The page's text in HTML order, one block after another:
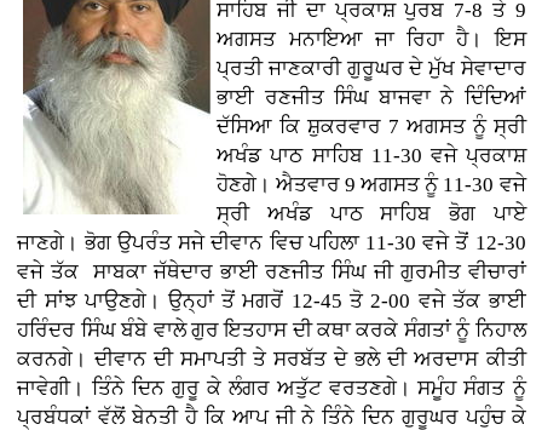
ਸਾਹਿਬ ਜੀ ਦਾ ਪ੍ਰਕਾਸ਼ ਪੁਰਬ 7-8 ਤੇ 9
ਅਗਸਤ ਮਨਾਇਆ ਜਾ ਰਿਹਾ ਹੈ। ਇਸ
ਪ੍ਰਤੀ ਜਾਣਕਾਰੀ ਗੁਰੂਘਰ ਦੇ ਮੁੱਖ ਸੇਵਾਦਾਰ
ਭਾਈ ਰਣਜੀਤ ਸਿੰਘ ਬਾਜਵਾ ਨੇ ਦਿੰਦਿਆਂ
ਦੱਸਿਆ ਕਿ ਸ਼ੁਕਰਵਾਰ 7 ਅਗਸਤ ਨੂੰ ਸ੍ਰੀ
ਅਖੰਡ ਪਾਠ ਸਾਹਿਬ 11-30 ਵਜੇ ਪ੍ਰਕਾਸ਼
ਹੋਣਗੇ। ਐਤਵਾਰ 9 ਅਗਸਤ ਨੂੰ 11-30 ਵਜੇ
ਸ੍ਰੀ ਅਖੰਡ ਪਾਠ ਸਾਹਿਬ ਭੋਗ ਪਾਏ
ਜਾਣਗੇ। ਭੋਗ ਉਪਰੰਤ ਸਜੇ ਦੀਵਾਨ ਵਿਚ ਪਹਿਲਾ 11-30 ਵਜੇ ਤੋਂ 12-30
ਵਜੇ ਤੱਕ ਸਾਬਕਾ ਜੱਥੇਦਾਰ ਭਾਈ ਰਣਜੀਤ ਸਿੰਘ ਜੀ ਗੁਰਮੀਤ ਵੀਚਾਰਾਂ
ਦੀ ਸਾਂਝ ਪਾਉਣਗੇ। ਉਨ੍ਹਾਂ ਤੋਂ ਮਗਰੋਂ 12-45 ਤੋ 2-00 ਵਜੇ ਤੱਕ ਭਾਈ
ਹਰਿੰਦਰ ਸਿੰਘ ਬੰਬੇ ਵਾਲੇ ਗੁਰ ਇਤਹਾਸ ਦੀ ਕਥਾ ਕਰਕੇ ਸੰਗਤਾਂ ਨੂੰ ਨਿਹਾਲ
ਕਰਨਗੇ। ਦੀਵਾਨ ਦੀ ਸਮਾਪਤੀ ਤੇ ਸਰਬੱਤ ਦੇ ਭਲੇ ਦੀ ਅਰਦਾਸ ਕੀਤੀ
ਜਾਵੇਗੀ। ਤਿੰਨੇ ਦਿਨ ਗੁਰੂ ਕੇ ਲੰਗਰ ਅਤੁੱਟ ਵਰਤਣਗੇ। ਸਮੂੰਹ ਸੰਗਤ ਨੂੰ
ਪ੍ਰਬੰਧਕਾਂ ਵੱਲੋਂ ਬੇਨਤੀ ਹੈ ਕਿ ਆਪ ਜੀ ਨੇ ਤਿੰਨੇ ਦਿਨ ਗੁਰੂਘਰ ਪਹੁੰਚ ਕੇ